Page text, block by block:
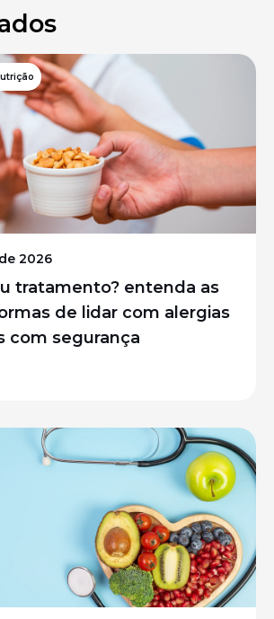
2026
tratamento? entenda as
de lidar com alergias
com segurança